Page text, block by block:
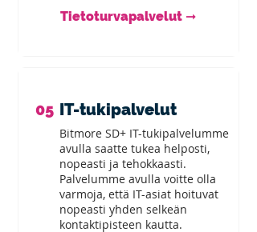
Tietoturvapalvelut ➞
05 IT-tukipalvelut
Bitmore SD+ IT-tukipalvelumme
avulla saatte tukea helposti,
nopeasti ja tehokkaasti.
Palvelumme avulla voitte olla
varmoja, että IT-asiat hoituvat
nopeasti yhden selkeän
kontaktipisteen kautta.